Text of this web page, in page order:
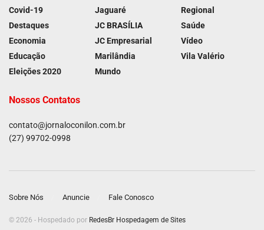
Covid-19
Destaques
Economia
Educação
Eleições 2020
Jaguaré
JC BRASÍLIA
JC Empresarial
Marilândia
Mundo
Regional
Saúde
Vídeo
Vila Valério
Nossos Contatos
contato@jornaloconilon.com.br
(27) 99702-0998
Sobre Nós Anuncie Fale Conosco
© 2026 - Hospedado por RedesBr Hospedagem de Sites